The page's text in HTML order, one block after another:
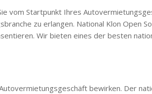
vom Startpunkt Ihres
zu erlangen. National Klon Open
Wir bieten eines der besten
bewirken. Der